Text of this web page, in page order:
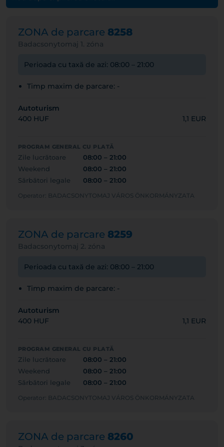
ZONA de parcare 8258
Badacsonytomaj 1. zóna
Perioada cu taxă de azi: 08:00 – 21:00
Timp maxim de parcare: -
Autoturism
400 HUF
1,1 EUR
PROGRAM GENERAL CU PLATĂ
Zile lucrătoare
08:00 – 21:00
Weekend
08:00 – 21:00
Sărbători legale
08:00 – 21:00
Operator: BADACSONYTOMAJ VÁROS ÖNKORMÁNYZATA
ZONA de parcare 8259
Badacsonytomaj 2. zóna
Perioada cu taxă de azi: 08:00 – 21:00
Timp maxim de parcare: -
Autoturism
400 HUF
1,1 EUR
PROGRAM GENERAL CU PLATĂ
Zile lucrătoare
08:00 – 21:00
Weekend
08:00 – 21:00
Sărbători legale
08:00 – 21:00
Operator: BADACSONYTOMAJ VÁROS ÖNKORMÁNYZATA
ZONA de parcare 8260